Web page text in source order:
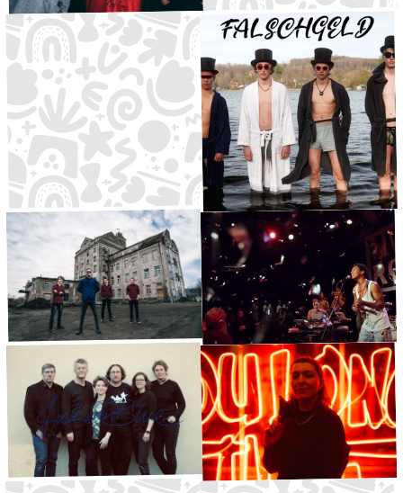
The Big Band Theory
10:30 Kleine Bühne·Funk
The Deed
12:30 Kleine Bühne·60s Rock
Big Band OvTG
12:30 Waldbühne·Big Band
Falschgeld
13:30 Große Bühne Rock
Under Attic
14:00 Kleine Bühne·Bluesrock
Schokou
15:00 Große Bühne·Reggae